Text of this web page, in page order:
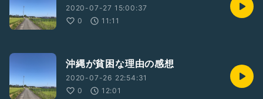
2020-07-27 15:00:37
0
11:11
沖縄が貧困な理由の感想
2020-07-26 22:54:31
0
12:01